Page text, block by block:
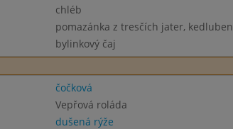
chléb
pomazánka z tresčích jater, kedluben
bylinkový čaj
čočková
Vepřová roláda
dušená rýže